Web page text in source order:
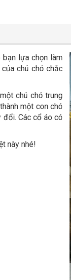
bạn lựa chọn làm
chú chó chắc
chú chó trung
một con chó
Các cổ áo có
này nhé!